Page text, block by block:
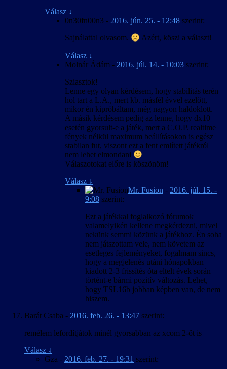
Válasz ↓
0n30fn00n3 - 2016. jún. 25. - 12:48 szerint:
Sajnálattal olvasom.
Azért, köszi a választ!
Válasz ↓
Molnár Ádám - 2016. júl. 14. - 10:03 szerint:
Sziasztok!
Lenne egy olyan kérdésem, hogy stabilitás terén
hol tart a L.A., mert kb. másfél évvel ezelőtt,
mikor én kipróbáltam, még nagyon haldoklott.
A másik kérdésem pedig az lenne, hogy dx10
esetén gyorsult-e a játék, mert a C.O.P. realtime
fények nélkül maximum beállításokon is egész
stabilan fut, viszont ezt a fent említett játékról
nem lehet elmondani
Válaszotokat előre is köszönöm!
Válasz ↓
Mr. Fusion - 2016. júl. 15. -
9:08 szerint:
Ezt a játékkal foglalkozó fórumok
valamelyikén kellene megkérdezni, mivel
nekünk semmi közünk a játékhoz. Én soha
nem játszottam vele, nem követem az
esetleges fejleményeket, fogalmam sincs,
hogy a megjelenés utáni hónapokban
kiadott 2-3 frissítés óta eltelt évek során
történt-e bármi pozitív változás. Lehet,
hogy TSL16b jobban képben van, de nem
hiszem.
Barát Csaba - 2016. feb. 26. - 13:47 szerint:
remélem lefordítjátok minél gyorsabban az xcom 2-őt is
Válasz ↓
Gza - 2016. feb. 27. - 19:31 szerint: